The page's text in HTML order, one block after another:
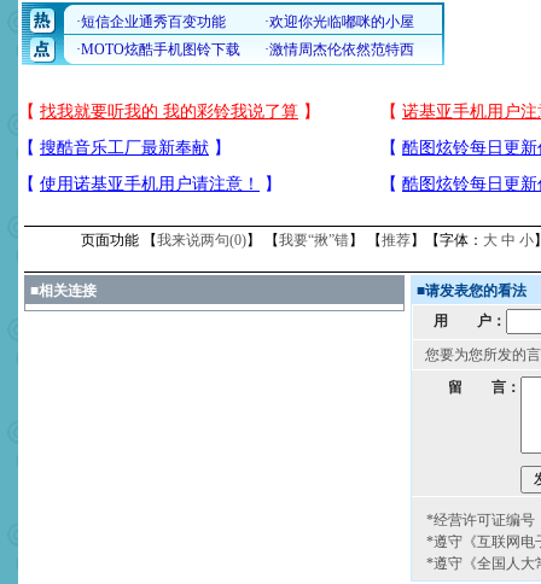
页面功能 【我来说两句(0)】 【我要“揪”错】 【推荐】【字体： 大 中 小
■相关连接 ■请发表您的看法
用 户：
您要为您所发的
留 言：
*经营许可证编号
*遵守《互联网电
*遵守《全国人大